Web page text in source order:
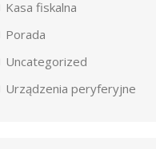
Kasa fiskalna
Porada
Uncategorized
Urządzenia peryferyjne